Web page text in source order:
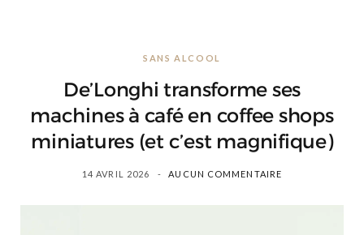
m
SANS ALCOOL
De’Longhi transforme ses
machines à café en coffee shops
miniatures (et c’est magnifique)
14 AVRIL 2026 AUCUN COMMENTAIRE